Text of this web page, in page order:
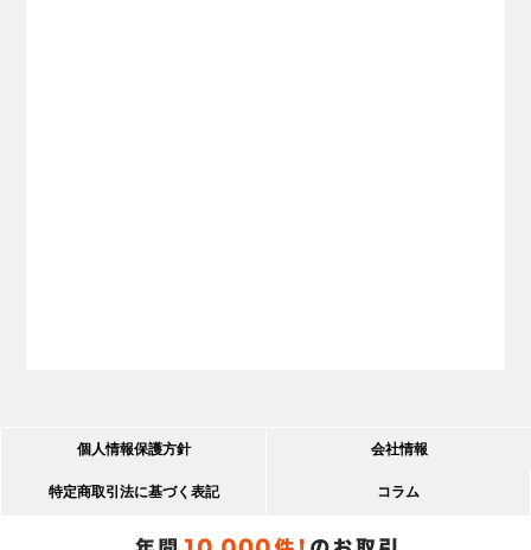
個人情報保護方針 会社情報
特定商取引法に基づく表記 コラム